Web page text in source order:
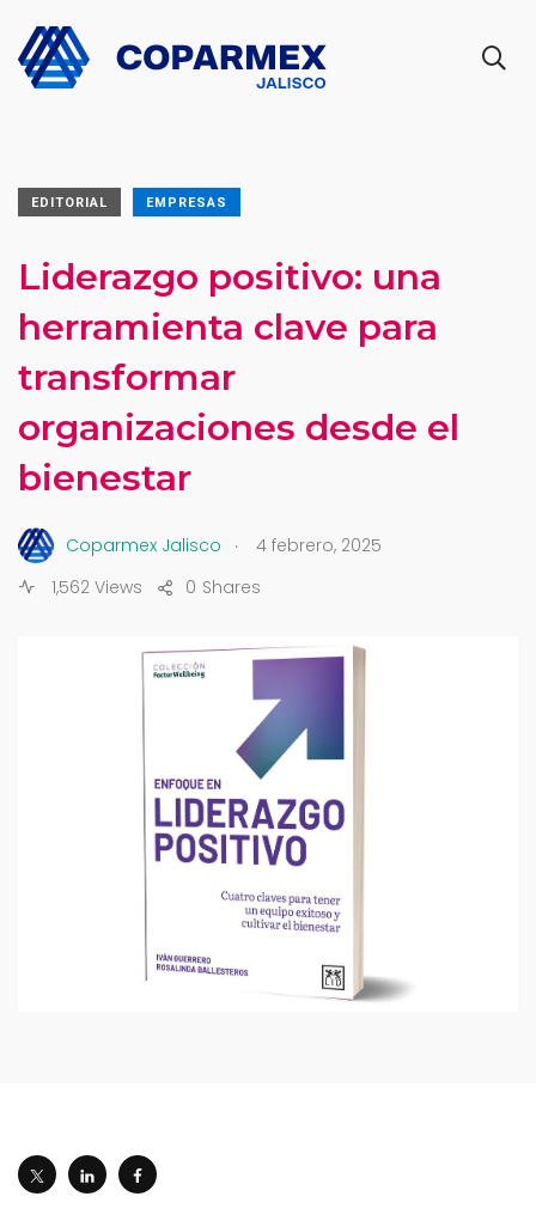
EDITORIAL EMPRESAS
Liderazgo positivo: una
herramienta clave para
transformar
organizaciones desde el
bienestar
Coparmex Jalisco .
4 febrero, 2025
1,562 Views
Shares
0